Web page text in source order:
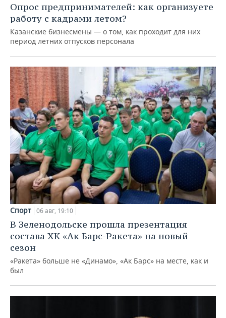
Опрос предпринимателей: как организуете
работу с кадрами летом?
Казанские бизнесмены — о том, как проходит для них
период летних отпусков персонала
Спорт 06 авг, 19:10
В Зеленодольске прошла презентация
состава ХК «Ак Барс-Ракета» на новый
сезон
«Ракета» больше не «Динамо», «Ак Барс» на месте, как и
был